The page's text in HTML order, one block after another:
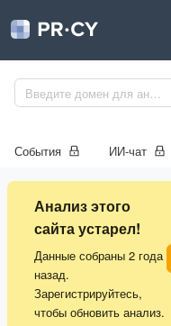
События ИИ-чат
Анализ этого
сайта устарел!
Данные собраны 2 года
назад.
Зарегистрируйтесь,
чтобы обновить анализ.